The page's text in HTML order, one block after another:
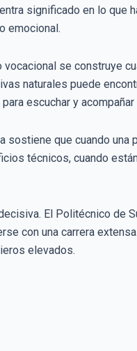
significado en lo que
emocional.
vocacional se construye
naturales puede
escuchar y
sostiene que cuando una
técnicos, cuando
El Politécnico de
con una carrera
elevados.